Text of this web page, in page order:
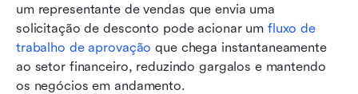
um representante de vendas que envia uma
solicitação de desconto pode acionar um fluxo de
trabalho de aprovação que chega instantaneamente
ao setor financeiro, reduzindo gargalos e mantendo
os negócios em andamento.